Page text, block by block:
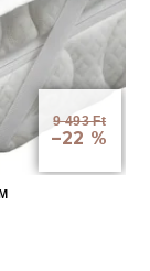
9 493 Ft
–22 %